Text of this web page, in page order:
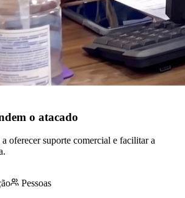
o atacado
oferecer suporte comercial e facilitar a
Pessoas